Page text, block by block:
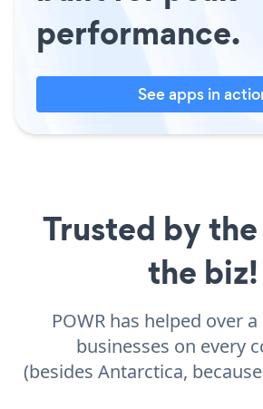
performance.
See apps in
Trusted by
the biz!
POWR has helped over
businesses on every
(besides Antarctica,